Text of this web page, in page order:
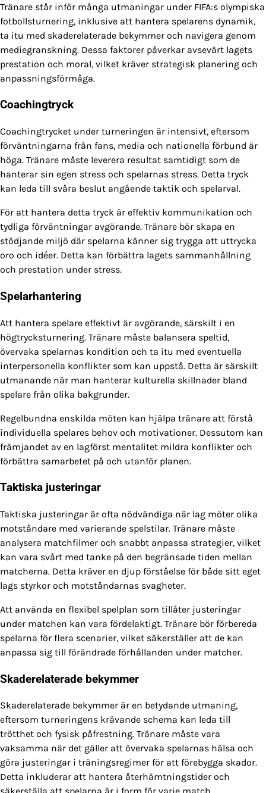
Tränare står inför många utmaningar under FIFA:s olympiska
fotbollsturnering, inklusive att hantera spelarens dynamik,
ta itu med skaderelaterade bekymmer och navigera genom
mediegranskning. Dessa faktorer påverkar avsevärt lagets
prestation och moral, vilket kräver strategisk planering och
anpassningsförmåga.
Coachingtryck
Coachingtrycket under turneringen är intensivt, eftersom
förväntningarna från fans, media och nationella förbund är
höga. Tränare måste leverera resultat samtidigt som de
hanterar sin egen stress och spelarnas stress. Detta tryck
kan leda till svåra beslut angående taktik och spelarval.
För att hantera detta tryck är effektiv kommunikation och
tydliga förväntningar avgörande. Tränare bör skapa en
stödjande miljö där spelarna känner sig trygga att uttrycka
oro och idéer. Detta kan förbättra lagets sammanhållning
och prestation under stress.
Spelarhantering
Att hantera spelare effektivt är avgörande, särskilt i en
högtrycksturnering. Tränare måste balansera speltid,
övervaka spelarnas kondition och ta itu med eventuella
interpersonella konflikter som kan uppstå. Detta är särskilt
utmanande när man hanterar kulturella skillnader bland
spelare från olika bakgrunder.
Regelbundna enskilda möten kan hjälpa tränare att förstå
individuella spelares behov och motivationer. Dessutom kan
främjandet av en lagförst mentalitet mildra konflikter och
förbättra samarbetet på och utanför planen.
Taktiska justeringar
Taktiska justeringar är ofta nödvändiga när lag möter olika
motståndare med varierande spelstilar. Tränare måste
analysera matchfilmer och snabbt anpassa strategier, vilket
kan vara svårt med tanke på den begränsade tiden mellan
matcherna. Detta kräver en djup förståelse för både sitt eget
lags styrkor och motståndarnas svagheter.
Att använda en flexibel spelplan som tillåter justeringar
under matchen kan vara fördelaktigt. Tränare bör förbereda
spelarna för flera scenarier, vilket säkerställer att de kan
anpassa sig till förändrade förhållanden under matcher.
Skaderelaterade bekymmer
Skaderelaterade bekymmer är en betydande utmaning,
eftersom turneringens krävande schema kan leda till
trötthet och fysisk påfrestning. Tränare måste vara
vaksamma när det gäller att övervaka spelarnas hälsa och
göra justeringar i träningsregimer för att förebygga skador.
Detta inkluderar att hantera återhämtningstider och